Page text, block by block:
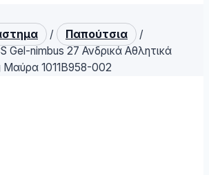
/ Παπούτσια
/
Gel-nimbus 27 Ανδρικά Αθλητικά
Μαύρα 1011B958-002